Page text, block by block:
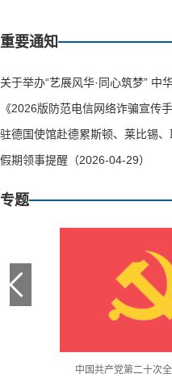
重要通知
关于举办“艺展风华·同心筑梦” 中
《2026版防范电信网络诈骗宣传
驻德国使馆赴德累斯顿、莱比锡
假期领事提醒（2026-04-29）
专题
中国共产党第二十次